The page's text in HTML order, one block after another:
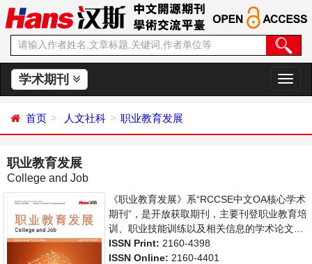
学术期刊
切
换
首页 人文社科 职业教育发展
职业教育发展
College and Job
《职业教育发展》系“RCCSE中文OA核心学术
期刊”，是开放获取期刊，主要刊登职业教育培
训、职业技能训练以及相关信息的学术论文，
职业教育前沿最新动态评述等。本刊支持思想
创新、学术创新，倡导科学，繁荣学术，集学
ISSN Print: 2160-4398
ISSN Online: 2160-4401